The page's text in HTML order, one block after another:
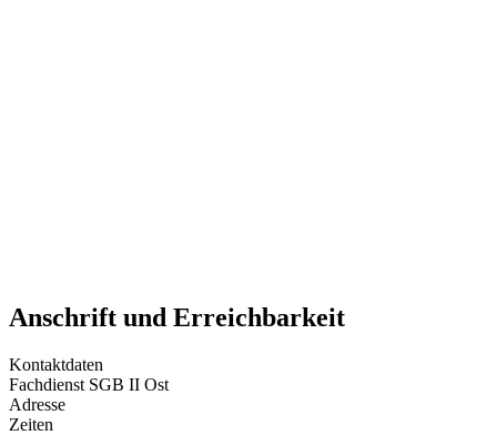
Anschrift und Erreichbarkeit
Kontaktdaten
Fachdienst SGB II Ost
Adresse
Zeiten